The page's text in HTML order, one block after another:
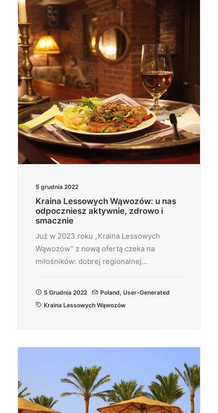
5 grudnia 2022
Kraina Lessowych Wąwozów: u nas
odpoczniesz aktywnie, zdrowo i
smacznie
Już w 2023 roku „Kraina Lessowych
Wąwozów” z nową ofertą czeka na
miłośników: dobrej regionalnej…
5 Grudnia 2022 Poland, User-Generated
Kraina Lessowych Wąwozów